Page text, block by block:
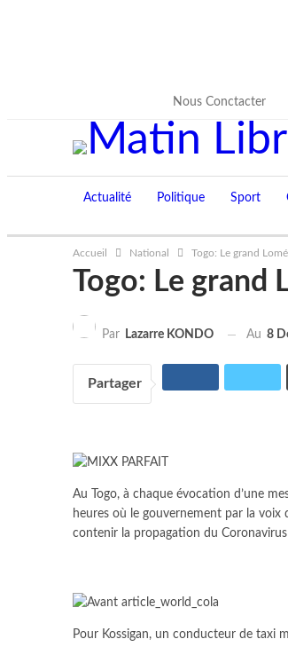
Nous Conctacter
Actualité Politique Sport
Accueil National Togo: Le grand
Togo: Le grand
Par Lazarre KONDO Au 8
Partager
Au Togo, à chaque évocation d’une
heures où le gouvernement par la
contenir la propagation du Coronavirus
Pour Kossigan, un conducteur de taxi